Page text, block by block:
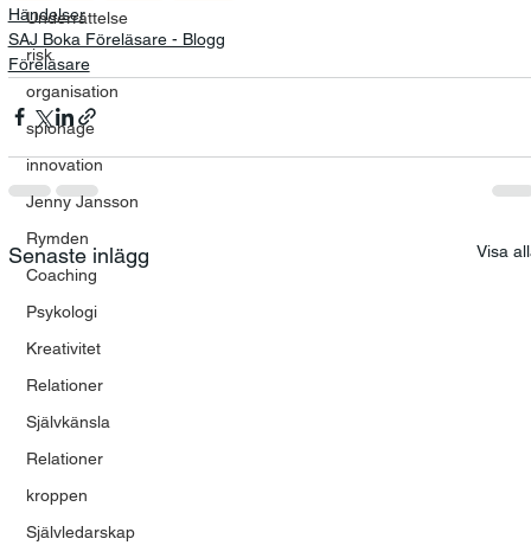
Underrättelse
risk
organisation
spionage
innovation
Jenny Jansson
Rymden
Coaching
Psykologi
Kreativitet
Relationer
Självkänsla
Relationer
kroppen
Självledarskap
Händelser
SAJ Boka Föreläsare - Blogg
Föreläsare
Senaste inlägg Visa